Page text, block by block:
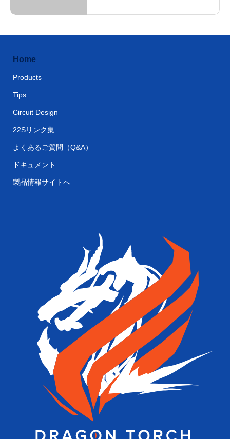
Home
Products
Tips
Circuit Design
22Sリンク集
よくあるご質問（Q&A）
ドキュメント
製品情報サイトへ